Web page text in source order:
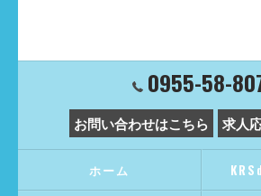
0955-58-
お問い合わせはこちら 求人
ホーム